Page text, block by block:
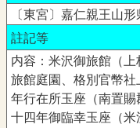
〔東宮〕嘉仁親王山
註記等
内容：米沢御旅館（
旅館庭園、格別官幣
年行在所玉座（南置
十四年御臨幸玉座（